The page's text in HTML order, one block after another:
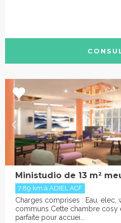
Ministudio de 13 m²
7.89 km à ADIEL ACF
Charges comprises : Eau, elec,
communs Cette chambre cosy
parfaite pour accuei...